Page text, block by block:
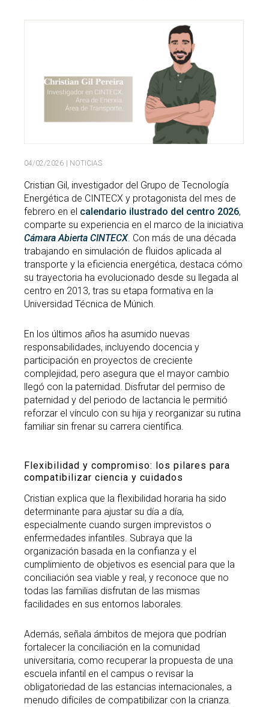
04/02/2026 | NOTICIAS
Cristian Gil, investigador del Grupo de Tecnología
Energética de CINTECX y protagonista del mes de
febrero en el calendario ilustrado del centro 2026,
comparte su experiencia en el marco de la iniciativa
Cámara Abierta CINTECX. Con más de una década
trabajando en simulación de fluidos aplicada al
transporte y la eficiencia energética, destaca cómo
su trayectoria ha evolucionado desde su llegada al
centro en 2013, tras su etapa formativa en la
Universidad Técnica de Múnich.
En los últimos años ha asumido nuevas
responsabilidades, incluyendo docencia y
participación en proyectos de creciente
complejidad, pero asegura que el mayor cambio
llegó con la paternidad. Disfrutar del permiso de
paternidad y del periodo de lactancia le permitió
reforzar el vínculo con su hija y reorganizar su rutina
familiar sin frenar su carrera científica.
Flexibilidad y compromiso: los pilares para
compatibilizar ciencia y cuidados
Cristian explica que la flexibilidad horaria ha sido
determinante para ajustar su día a día,
especialmente cuando surgen imprevistos o
enfermedades infantiles. Subraya que la
organización basada en la confianza y el
cumplimiento de objetivos es esencial para que la
conciliación sea viable y real, y reconoce que no
todas las familias disfrutan de las mismas
facilidades en sus entornos laborales.
Además, señala ámbitos de mejora que podrían
fortalecer la conciliación en la comunidad
universitaria, como recuperar la propuesta de una
escuela infantil en el campus o revisar la
obligatoriedad de las estancias internacionales, a
menudo difíciles de compatibilizar con la crianza.